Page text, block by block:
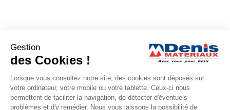
Gestion
des Cookies !
Lorsque vous consultez notre site, des cookies sont déposés sur
votre ordinateur, votre mobile ou votre tablette. Ceux-ci nous
permettent de faciliter la navigation, de détecter d'éventuels
problèmes et d'y remédier. Nous vous laissons la possibilité de